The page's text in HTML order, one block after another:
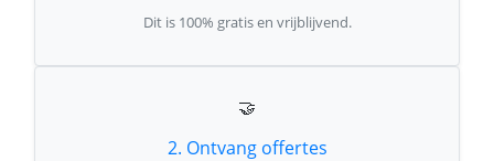
Dit is 100% gratis en vrijblijvend.
🤝
2. Ontvang offertes